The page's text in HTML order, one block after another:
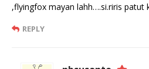
,flyingfox mayan lahh….si.riris patut
REPLY